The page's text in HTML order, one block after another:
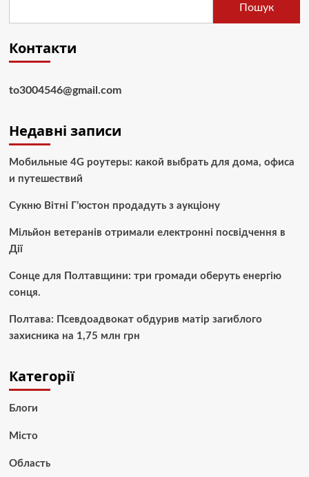
Пошук
Контакти
to3004546@gmail.com
Недавні записи
Мобильные 4G роутеры: какой выбрать для дома, офиса
и путешествий
Сукню Вітні Г’юстон продадуть з аукціону
Мільйон ветеранів отримали електронні посвідчення в
Дії
Сонце для Полтавщини: три громади оберуть енергію
сонця.
Полтава: Псевдоадвокат обдурив матір загиблого
захисника на 1,75 млн грн
Категорії
Блоги
Місто
Область